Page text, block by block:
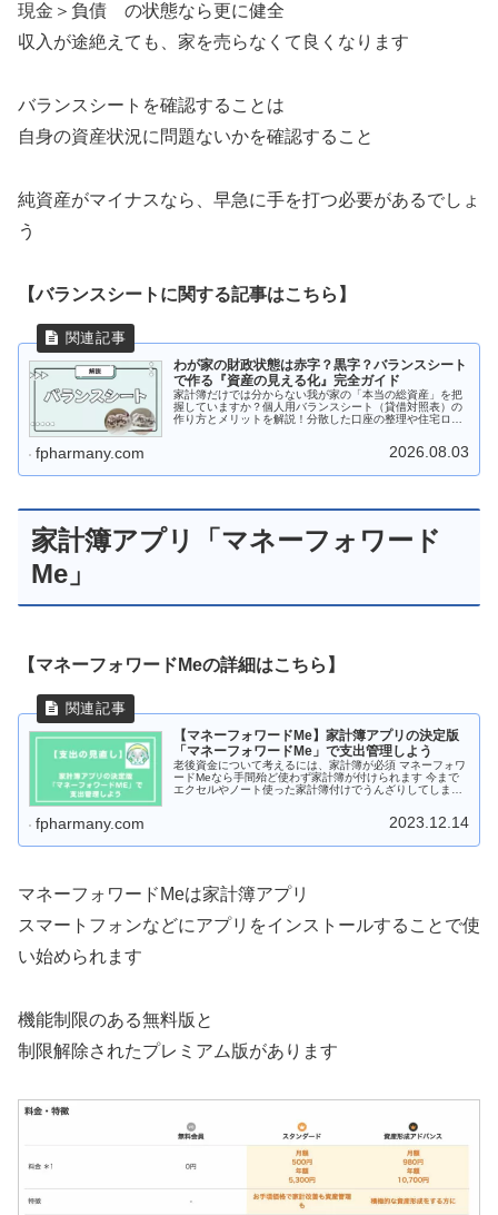
現金＞負債 の状態なら更に健全
収入が途絶えても、家を売らなくて良くなります
バランスシートを確認することは
自身の資産状況に問題ないかを確認すること
純資産がマイナスなら、早急に手を打つ必要があるでしょ
う
【バランスシートに関する記事はこちら】
わが家の財政状態は赤字？黒字？バランスシート
で作る『資産の見える化』完全ガイド
家計簿だけでは分からない我が家の「本当の総資産」を把
握していますか？個人用バランスシート（貸借対照表）の
作り方とメリットを解説！分散した口座の整理や住宅ロー
fpharmany.com 2026.08.03
家計簿アプリ「マネーフォワード
Me」
【マネーフォワードMeの詳細はこちら】
【マネーフォワードMe】家計簿アプリの決定版
「マネーフォワードMe」で支出管理しよう
老後資金について考えるには、家計簿が必須 マネーフォワ
ードMeなら手間殆ど使わず家計簿が付けられます 今まで
エクセルやノート使った家計簿付けでうんざりしてしまっ
fpharmany.com 2023.12.14
マネーフォワードMeは家計簿アプリ
スマートフォンなどにアプリをインストールすることで使
い始められます
機能制限のある無料版と
制限解除されたプレミアム版があります